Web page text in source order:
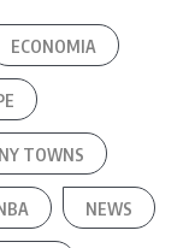
ECONOMIA
TOWNS
NEWS